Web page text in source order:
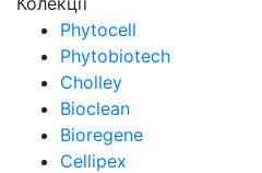
Phytocell
Phytobiotech
Cholley
Bioclean
Bioregene
Cellipex